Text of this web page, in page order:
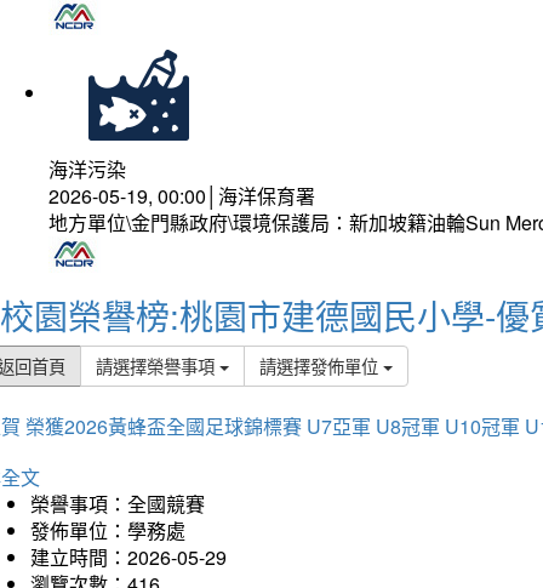
海洋污染
2026-05-19, 00:00│海洋保育署
地方單位\金門縣政府\環境保護局：新加坡籍油輪Sun
校園榮譽榜:桃園市建德國民小學-優
回首頁 請選擇榮譽事項 請選擇發佈單位
榮獲2026黃蜂盃全國足球錦標賽 U7亞軍 U8冠軍 U10冠軍
文
榮譽事項：全國競賽
發佈單位：學務處
建立時間：2026-05-29